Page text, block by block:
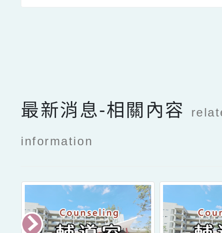
最新消息-相關內容
information